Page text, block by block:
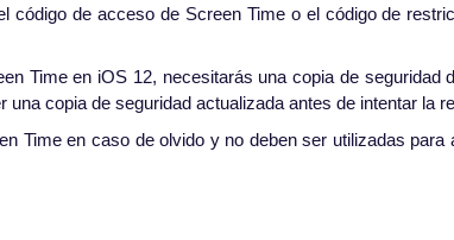
de acceso de Screen Time o el código de
Time en iOS 12, necesitarás una copia de seguridad
copia de seguridad actualizada antes de intentar la
Time en caso de olvido y no deben ser utilizadas